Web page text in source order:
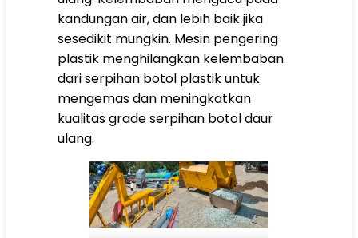
kandungan air, dan lebih baik jika
sesedikit mungkin. Mesin pengering
plastik menghilangkan kelembaban
dari serpihan botol plastik untuk
mengemas dan meningkatkan
kualitas grade serpihan botol daur
ulang.